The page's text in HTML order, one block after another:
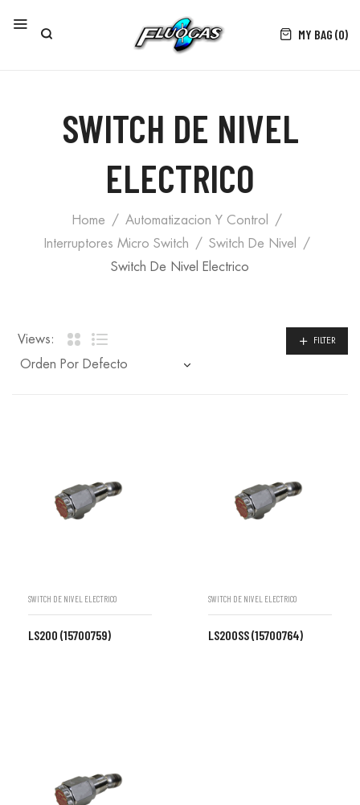
MY BAG (0)
SWITCH DE NIVEL
ELECTRICO
Home
Automatizacion Y Control
Interruptores Micro Switch
Switch De Nivel
Switch De Nivel Electrico
Views: FILTER
SWITCH DE NIVEL ELECTRICO
LS200 (15700759)
SWITCH DE NIVEL ELECTRICO
LS200SS (15700764)